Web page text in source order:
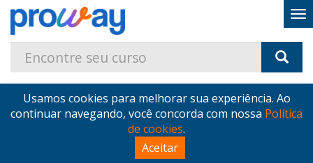
Usamos cookies para melhorar sua experiência. Ao
continuar navegando, você concorda com nossa Política
de cookies.
Aceitar
Home Blog Postagens de Setembro de 2017
Postagens de Setembro de
2017 no Blog - ProWay